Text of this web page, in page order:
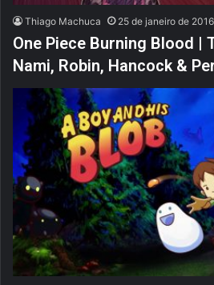
Thiago Machuca 25 de janeiro de 2016
One Piece Burning Blood |
Nami, Robin, Hancock &